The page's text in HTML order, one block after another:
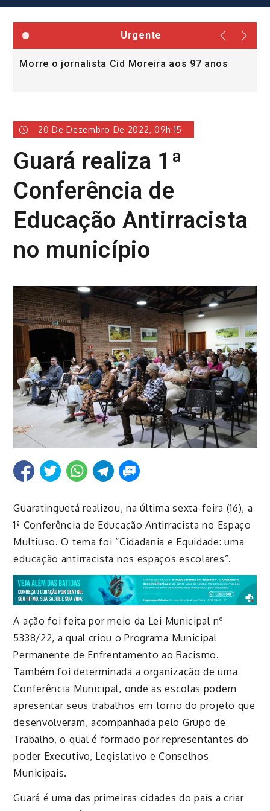
Urgente
Morre o jornalista Cid Moreira aos 97 anos
20 De Dezembro De 2022, 09h:15
Guará realiza 1ª
Conferência de
Educação Antirracista
no município
Guaratinguetá realizou, na última sexta-feira (16), a
1ª Conferência de Educação Antirracista no Espaço
Multiuso. O tema foi “Cidadania e Equidade: uma
educação antirracista nos espaços escolares”.
A ação foi feita por meio da Lei Municipal nº
5338/22, a qual criou o Programa Municipal
Permanente de Enfrentamento ao Racismo.
Também foi determinada a organização de uma
Conferência Municipal, onde as escolas podem
apresentar seus trabalhos em torno do projeto que
desenvolveram, acompanhada pelo Grupo de
Trabalho, o qual é formado por representantes do
poder Executivo, Legislativo e Conselhos
Municipais.
Guará é uma das primeiras cidades do país a criar